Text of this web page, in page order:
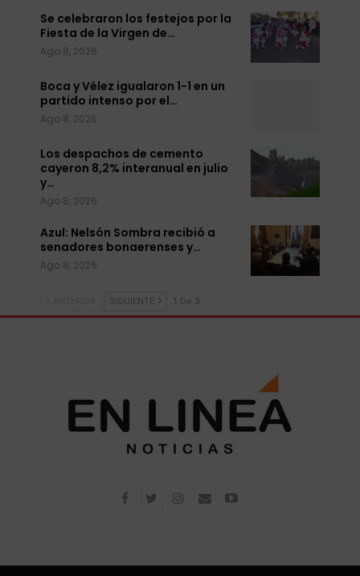
Se celebraron los festejos por la
Fiesta de la Virgen de…
Ago 8, 2026
Boca y Vélez igualaron 1-1 en un
partido intenso por el…
Ago 8, 2026
Los despachos de cemento
cayeron 8,2% interanual en julio
y…
Ago 8, 2026
Azul: Nelsón Sombra recibió a
senadores bonaerenses y…
Ago 8, 2026
SIGUIENTE 1 De 3